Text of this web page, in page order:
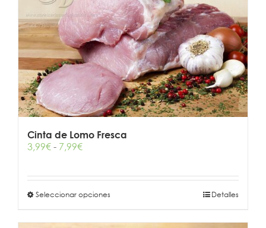
Cinta de Lomo Fresca
3,99€- 7,99€Rango
desde
3,99€
7,99€
Seleccionar opciones
tiene
Detalles